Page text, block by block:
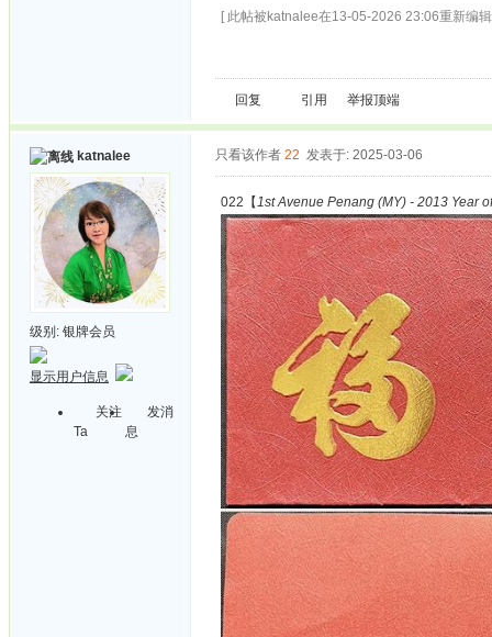
[ 此帖被katnalee在13-05-2026 23:06重新编
回复 引用 举报顶端
katnalee
级别: 银牌会员
显示用户信息
关注
Ta
发消
息
只看该作者 22 发表于: 2025-03-06
022【1st Avenue Penang (MY) - 2013 Year